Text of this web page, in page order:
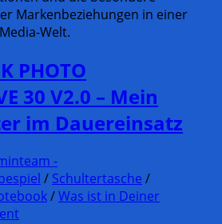
Markenbeziehungen in einer
Welt.
PHOTO
30 V2.0 – Mein
im Dauereinsatz
-
/ Schultertasche /
/Was ist in Deiner